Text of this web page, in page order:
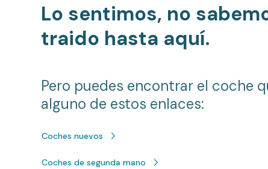
Lo sentimos, no
traido hasta aquí.
Pero puedes encontrar el coche
alguno de estos enlaces:
Coches nuevos
Coches de segunda mano